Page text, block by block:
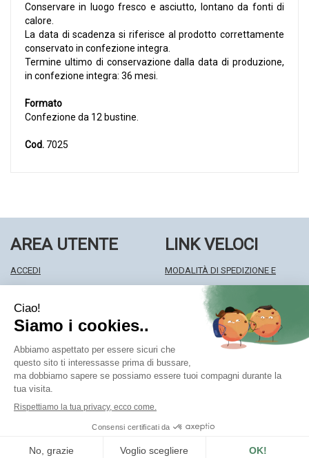
Conservare in luogo fresco e asciutto, lontano da fonti di
calore.
La data di scadenza si riferisce al prodotto correttamente
conservato in confezione integra.
Termine ultimo di conservazione dalla data di produzione,
in confezione integra: 36 mesi.
Formato
Confezione da 12 bustine.
Cod. 7025
AREA UTENTE
ACCEDI
WISHLIST
ISCRIZIONE ALLA NEWSLETTER
LINK VELOCI
MODALITÀ DI SPEDIZIONE E
MODALITÀ DI PAGAMENTO
INFORMATIVA PRIVACY
CONDIZIONI DI VENDITA
Farmacia Centrale Srl
Numero R.E.A.: CO327309
Powered byPrenofa Web Design